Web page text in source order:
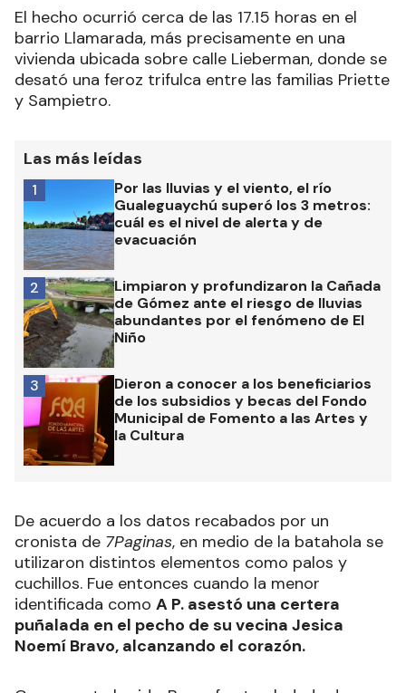
El hecho ocurrió cerca de las 17.15 horas en el
barrio Llamarada, más precisamente en una
vivienda ubicada sobre calle Lieberman, donde se
desató una feroz trifulca entre las familias Priette
y Sampietro.
Las más leídas
Por las lluvias y el viento, el río
Gualeguaychú superó los 3 metros:
cuál es el nivel de alerta y de
evacuación
1
Limpiaron y profundizaron la Cañada
de Gómez ante el riesgo de lluvias
abundantes por el fenómeno de El
Niño
2
Dieron a conocer a los beneficiarios
de los subsidios y becas del Fondo
Municipal de Fomento a las Artes y
la Cultura
3
De acuerdo a los datos recabados por un
cronista de 7Paginas, en medio de la batahola se
utilizaron distintos elementos como palos y
cuchillos. Fue entonces cuando la menor
identificada como A P. asestó una certera
puñalada en el pecho de su vecina Jesica
Noemí Bravo, alcanzando el corazón.